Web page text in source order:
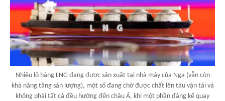
Nhiều lô hàng LNG đang được sản xuất tại nhà máy của Nga (vẫn còn
khả năng tăng sản lượng), một số đang chờ được chất lên tàu vận tải và
không phải tất cả đều hướng đến châu Á, khi một phần đáng kể quay